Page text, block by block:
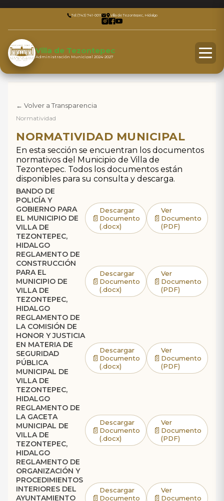
Tel: (743) 741-0011 Villa de Tezontepec, Hidalgo
Villa de Tezontepec
Administración Municipal 2024-2027
← Volver a Transparencia
Normatividad
NORMATIVIDAD MUNICIPAL
En esta sección se encuentran los documentos
normativos del Municipio de Villa de
Tezontepec. Todos los documentos están
disponibles para su consulta y descarga.
BANDO DE
POLICÍA Y
GOBIERNO PARA
EL MUNICIPIO DE
VILLA DE
TEZONTEPEC,
HIDALGO
📄
Descargar
Documento
(.docx)
📄
Ver
Documento
(PDF)
REGLAMENTO DE
CONSTRUCCIÓN
PARA EL
MUNICIPIO DE
VILLA DE
TEZONTEPEC,
HIDALGO
📄
Descargar
Documento
(.docx)
📄
Ver
Documento
(PDF)
REGLAMENTO DE
LA COMISIÓN DE
HONOR Y JUSTICIA
EN MATERIA DE
SEGURIDAD
PÚBLICA
MUNICIPAL DE
VILLA DE
TEZONTEPEC,
HIDALGO
📄
Descargar
Documento
(.docx)
📄
Ver
Documento
(PDF)
REGLAMENTO DE
LA GACETA
MUNICIPAL DE
VILLA DE
TEZONTEPEC,
HIDALGO
📄
Descargar
Documento
(.docx)
📄
Ver
Documento
(PDF)
REGLAMENTO DE
ORGANIZACIÓN Y
PROCEDIMIENTOS
INTERIORES DEL
AYUNTAMIENTO
📄
Descargar
Documento
📄
Ver
Documento